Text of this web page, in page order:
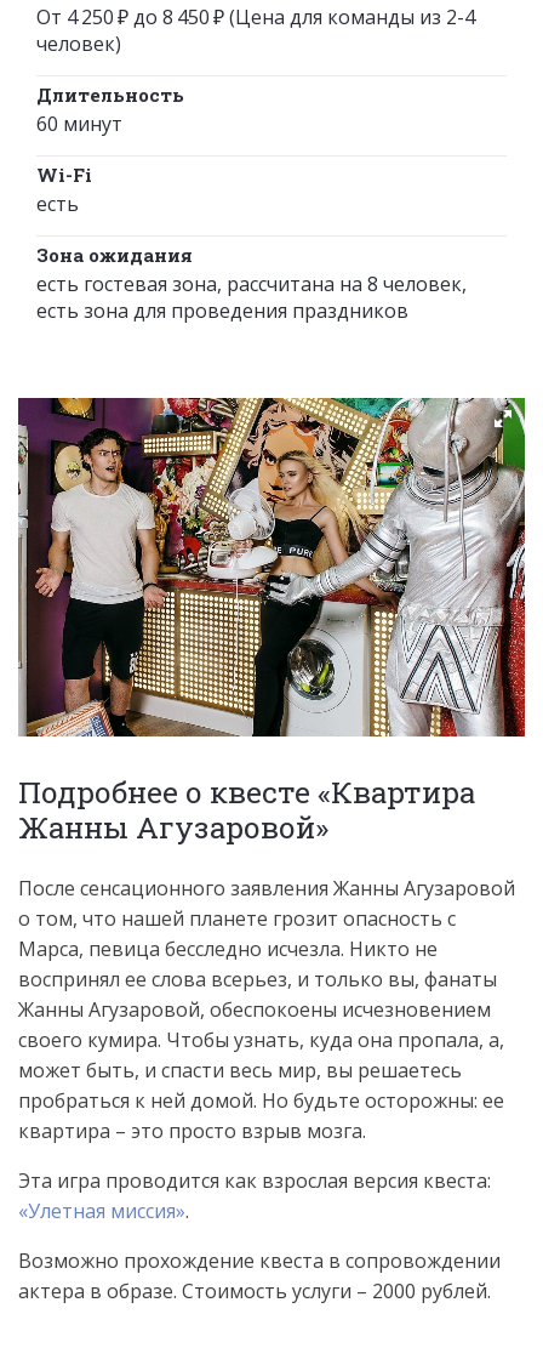
От 4 250 ₽ до 8 450 ₽ (Цена для команды из 2-4
человек)
Длительность
60 минут
Wi-Fi
есть
Зона ожидания
есть гостевая зона, рассчитана на 8 человек,
есть зона для проведения праздников
Подробнее о квесте «Квартира
Жанны Агузаровой»
После сенсационного заявления Жанны Агузаровой
о том, что нашей планете грозит опасность с
Марса, певица бесследно исчезла. Никто не
воспринял ее слова всерьез, и только вы, фанаты
Жанны Агузаровой, обеспокоены исчезновением
своего кумира. Чтобы узнать, куда она пропала, а,
может быть, и спасти весь мир, вы решаетесь
пробраться к ней домой. Но будьте осторожны: ее
квартира – это просто взрыв мозга.
Эта игра проводится как взрослая версия квеста:
«Улетная миссия».
Возможно прохождение квеста в сопровождении
актера в образе. Стоимость услуги – 2000 рублей.